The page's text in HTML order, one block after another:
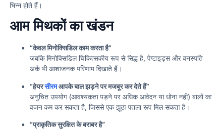
भिन्न होते हैं।
आम मिथकों का खंडन
“केवल मिनोक्सिडिल काम करता है”
जबकि मिनोक्सिडिल चिकित्सकीय रूप से सिद्ध है, पेप्टाइड्स और वनस्पति
अर्क भी आशाजनक परिणाम दिखाते हैं।
“हेयरसीरमआपके बाल झड़ने पर मजबूर कर देते हैं”
अनुचित उपयोग (आवश्यकता पड़ने पर अधिक आवेदन या धोना नहीं) बालों का
वजन कम कर सकता है, जिससे एक झूठा पतला रूप मिल सकता है।
“प्राकृतिक सुरक्षित के बराबर है”